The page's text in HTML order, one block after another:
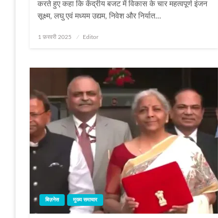
करते हुए कहा कि केंद्रीय बजट में विकास के चार महत्‍वपूर्ण इंजन
सूक्ष्‍म, लघु एवं मध्‍यम उद्यम, निवेश और निर्यात…
Posted
1 फ़रवरी 2025 Editor
बिज़नेस मुख्य समाचार